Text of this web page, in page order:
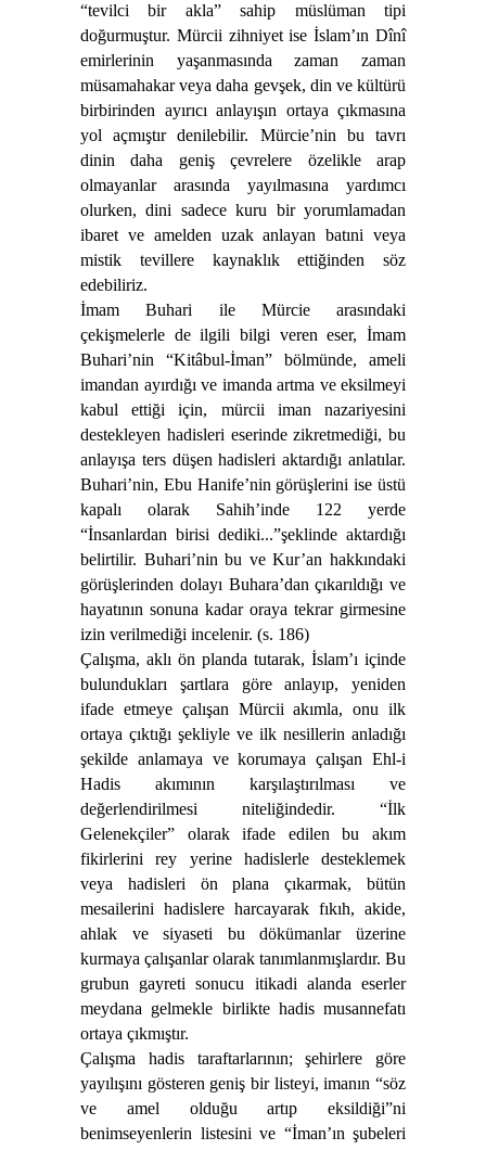
“tevilci bir akla” sahip müslüman tipi
doğurmuştur. Mürcii zihniyet ise İslam’ın Dînî
emirlerinin yaşanmasında zaman zaman
müsamahakar veya daha gevşek, din ve kültürü
birbirinden ayırıcı anlayışın ortaya çıkmasına
yol açmıştır denilebilir. Mürcie’nin bu tavrı
dinin daha geniş çevrelere özelikle arap
olmayanlar arasında yayılmasına yardımcı
olurken, dini sadece kuru bir yorumlamadan
ibaret ve amelden uzak anlayan batıni veya
mistik tevillere kaynaklık ettiğinden söz
edebiliriz.
İmam Buhari ile Mürcie arasındaki
çekişmelerle de ilgili bilgi veren eser, İmam
Buhari’nin “Kitâbul-İman” bölmünde, ameli
imandan ayırdığı ve imanda artma ve eksilmeyi
kabul ettiği için, mürcii iman nazariyesini
destekleyen hadisleri eserinde zikretmediği, bu
anlayışa ters düşen hadisleri aktardığı anlatılar.
Buhari’nin, Ebu Hanife’nin görüşlerini ise üstü
kapalı olarak Sahih’inde 122 yerde
“İnsanlardan birisi dediki...”şeklinde aktardığı
belirtilir. Buhari’nin bu ve Kur’an hakkındaki
görüşlerinden dolayı Buhara’dan çıkarıldığı ve
hayatının sonuna kadar oraya tekrar girmesine
izin verilmediği incelenir. (s. 186)
Çalışma, aklı ön planda tutarak, İslam’ı içinde
bulundukları şartlara göre anlayıp, yeniden
ifade etmeye çalışan Mürcii akımla, onu ilk
ortaya çıktığı şekliyle ve ilk nesillerin anladığı
şekilde anlamaya ve korumaya çalışan Ehl-i
Hadis akımının karşılaştırılması ve
değerlendirilmesi niteliğindedir. “İlk
Gelenekçiler” olarak ifade edilen bu akım
fikirlerini rey yerine hadislerle desteklemek
veya hadisleri ön plana çıkarmak, bütün
mesailerini hadislere harcayarak fıkıh, akide,
ahlak ve siyaseti bu dökümanlar üzerine
kurmaya çalışanlar olarak tanımlanmışlardır. Bu
grubun gayreti sonucu itikadi alanda eserler
meydana gelmekle birlikte hadis musannefatı
ortaya çıkmıştır.
Çalışma hadis taraftarlarının; şehirlere göre
yayılışını gösteren geniş bir listeyi, imanın “söz
ve amel olduğu artıp eksildiği”ni
benimseyenlerin listesini ve “İman’ın şubeleri